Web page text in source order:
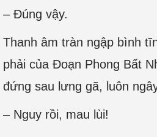
– Đúng vậy.
Thanh âm tràn ngập bình
phải của Đoạn Phong Bất
đứng sau lưng gã, luôn
– Nguy rồi, mau lùi!